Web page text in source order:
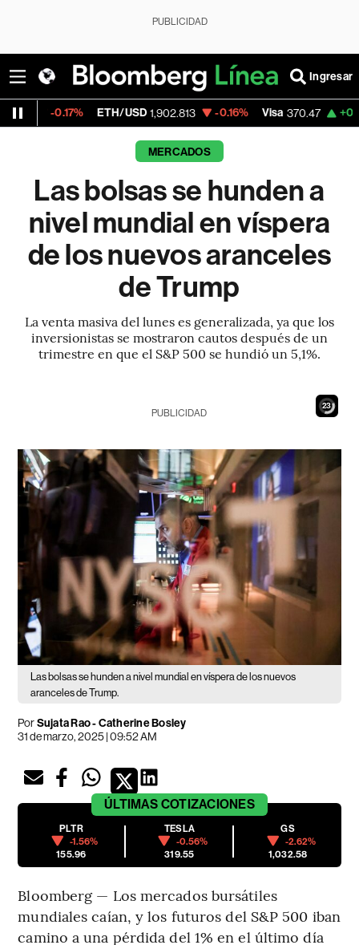
PUBLICIDAD
Ingresar
ETH/USD 1,902.813 -0.16% Visa 370.47 +0.52%
MERCADOS
Las bolsas se hunden a
nivel mundial en víspera
de los nuevos aranceles
de Trump
La venta masiva del lunes es generalizada, ya que los
inversionistas se mostraron cautos después de un
trimestre en que el S&P 500 se hundió un 5,1%.
21
PUBLICIDAD
Las bolsas se hunden a nivel mundial en víspera de los nuevos
aranceles de Trump.
PorSujata Rao - Catherine Bosley
31 de marzo, 2025 | 09:52 AM
ÚLTIMAS COTIZACIONES
PLTR
-1.56%
155.96
TESLA
-0.56%
319.55
GS
-2.62%
1,032.58
Bloomberg — Los mercados bursátiles
mundiales caían, y los futuros del S&P 500 iban
camino a una pérdida del 1% en el último día